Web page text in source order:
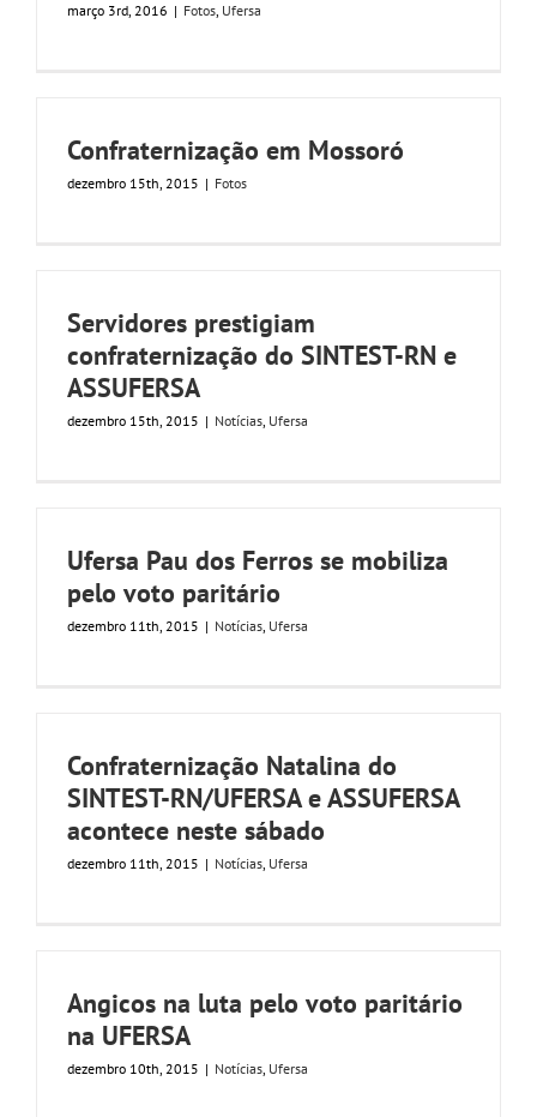
março 3rd, 2016 | Fotos, Ufersa
Confraternização em Mossoró
dezembro 15th, 2015 | Fotos
Servidores prestigiam
confraternização do SINTEST-RN e
ASSUFERSA
dezembro 15th, 2015 | Notícias, Ufersa
​Ufersa Pau dos Ferros se mobiliza
pelo voto paritário
dezembro 11th, 2015 | Notícias, Ufersa
Confraternização Natalina do
SINTEST-RN/UFERSA e ASSUFERSA
acontece neste sábado
dezembro 11th, 2015 | Notícias, Ufersa
Angicos na luta pelo voto paritário
na UFERSA
dezembro 10th, 2015 | Notícias, Ufersa